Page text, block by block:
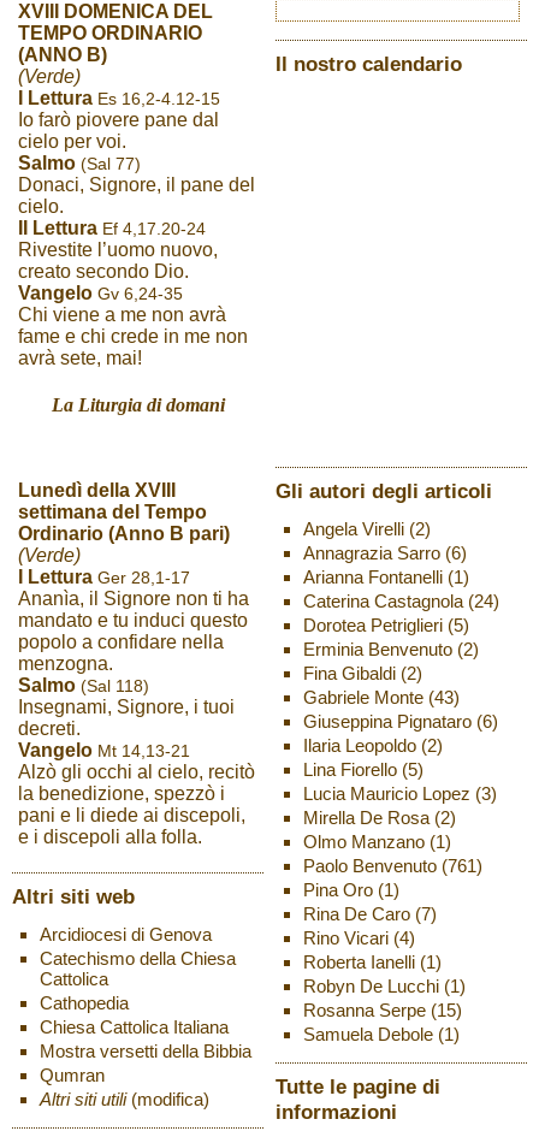
XVIII DOMENICA DEL
TEMPO ORDINARIO
(ANNO B)
(Verde)
I Lettura Es 16,2-4.12-15
Io farò piovere pane dal
cielo per voi.
Salmo (Sal 77)
Donaci, Signore, il pane del
cielo.
II Lettura Ef 4,17.20-24
Rivestite l’uomo nuovo,
creato secondo Dio.
Vangelo Gv 6,24-35
Chi viene a me non avrà
fame e chi crede in me non
avrà sete, mai!
La Liturgia di domani
Lunedì della XVIII
settimana del Tempo
Ordinario (Anno B pari)
(Verde)
I Lettura Ger 28,1-17
Ananìa, il Signore non ti ha
mandato e tu induci questo
popolo a confidare nella
menzogna.
Salmo (Sal 118)
Insegnami, Signore, i tuoi
decreti.
Vangelo Mt 14,13-21
Alzò gli occhi al cielo, recitò
la benedizione, spezzò i
pani e li diede ai discepoli,
e i discepoli alla folla.
Altri siti web
Arcidiocesi di Genova
Catechismo della Chiesa
Cattolica
Cathopedia
Chiesa Cattolica Italiana
Mostra versetti della Bibbia
Qumran
Altri siti utili (modifica)
Il nostro calendario
Gli autori degli articoli
Angela Virelli(2)
Annagrazia Sarro(6)
Arianna Fontanelli(1)
Caterina Castagnola(24)
Dorotea Petriglieri(5)
Erminia Benvenuto(2)
Fina Gibaldi(2)
Gabriele Monte(43)
Giuseppina Pignataro(6)
Ilaria Leopoldo(2)
Lina Fiorello(5)
Lucia Mauricio Lopez (3)
Mirella De Rosa(2)
Olmo Manzano(1)
Paolo Benvenuto(761)
Pina Oro(1)
Rina De Caro(7)
Rino Vicari(4)
Roberta Ianelli(1)
Robyn De Lucchi(1)
Rosanna Serpe(15)
Samuela Debole(1)
Tutte le pagine di
informazioni